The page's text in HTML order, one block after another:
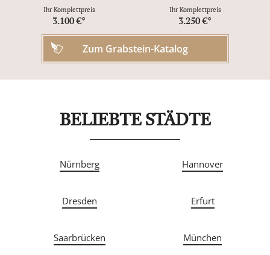
Ihr Komplettpreis
3.100 €*
Ihr Komplettpreis
3.250 €*
Zum Grabstein-Katalog
BELIEBTE STÄDTE
Nürnberg Hannover
Dresden Erfurt
Saarbrücken München